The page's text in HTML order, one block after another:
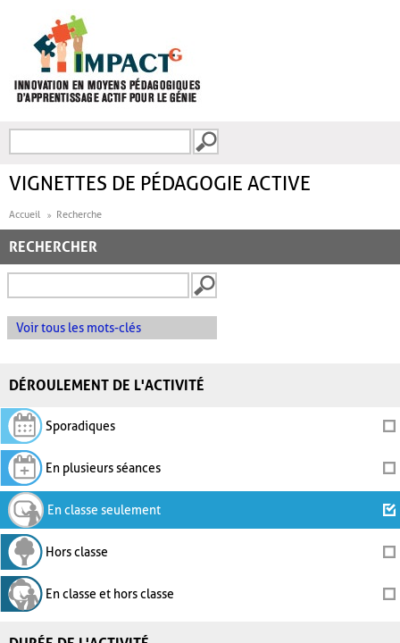
FORMULAIRE DE
VIGNETTES DE PÉDAGOGIE ACTIVE
Accueil Recherche
RECHERCHER
Voir tous les mots-clés
DÉROULEMENT DE L'ACTIVITÉ
Sporadiques
En plusieurs séances
En classe seulement
Hors classe
En classe et hors classe